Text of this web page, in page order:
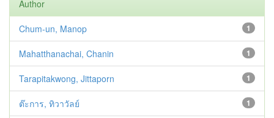
Author
1
Chum-un, Manop
1
Mahatthanachai, Chanin
1
Tarapitakwong, Jittaporn
1
ต๊ะการ, ทิวาวัลย์